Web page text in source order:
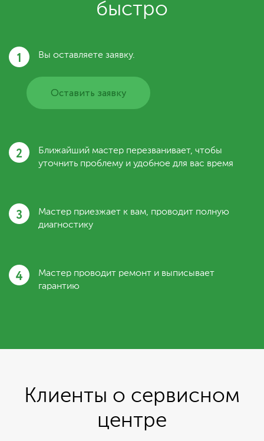
быстро
1 Вы оставляете заявку.
Оставить заявку
2
Ближайший мастер перезванивает, чтобы
уточнить проблему и удобное для вас время
3
Мастер приезжает к вам, проводит полную
диагностику
4
Мастер проводит ремонт и выписывает
гарантию
Клиенты о сервисном
центре